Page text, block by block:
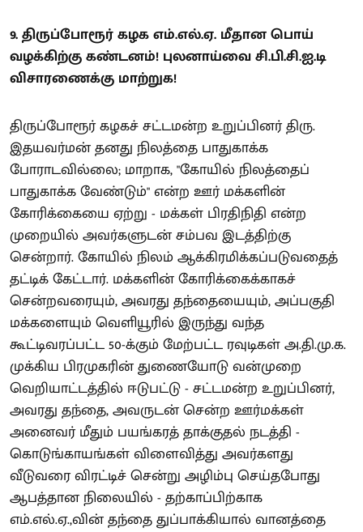
9. திருப்போரூர் கழக எம்.எல்.ஏ. மீதான பொய்
வழக்கிற்கு கண்டனம்! புலனாய்வை சி.பி.சி.ஐ.டி
விசாரணைக்கு மாற்றுக!
திருப்போரூர் கழகச் சட்டமன்ற உறுப்பினர் திரு.
இதயவர்மன் தனது நிலத்தை பாதுகாக்க
போராடவில்லை; மாறாக, "கோயில் நிலத்தைப்
பாதுகாக்க வேண்டும்" என்ற ஊர் மக்களின்
கோரிக்கையை ஏற்று - மக்கள் பிரதிநிதி என்ற
முறையில் அவர்களுடன் சம்பவ இடத்திற்கு
சென்றார். கோயில் நிலம் ஆக்கிரமிக்கப்படுவதைத்
தட்டிக் கேட்டார். மக்களின் கோரிக்கைக்காகச்
சென்றவரையும், அவரது தந்தையையும், அப்பகுதி
மக்களையும் வெளியூரில் இருந்து வந்த
கூட்டிவரப்பட்ட 50-க்கும் மேற்பட்ட ரவுடிகள் அ.தி.மு.க.
முக்கிய பிரமுகரின் துணையோடு வன்முறை
வெறியாட்டத்தில் ஈடுபட்டு - சட்டமன்ற உறுப்பினர்,
அவரது தந்தை, அவருடன் சென்ற ஊர்மக்கள்
அனைவர் மீதும் பயங்கரத் தாக்குதல் நடத்தி -
கொடுங்காயங்கள் விளைவித்து அவர்களது
வீடுவரை விரட்டிச் சென்று அழிம்பு செய்தபோது
ஆபத்தான நிலையில் - தற்காப்பிற்காக
எம்.எல்.ஏ.,வின் தந்தை துப்பாக்கியால் வானத்தை